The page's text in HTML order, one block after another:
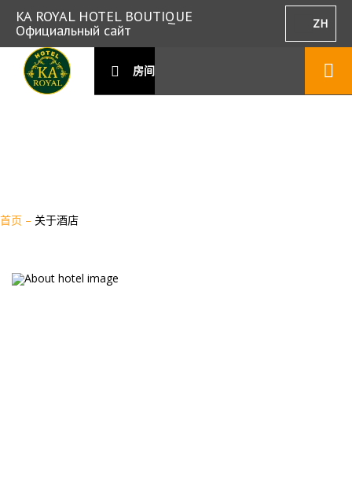
KA ROYAL HOTEL BOUTIQUE
Официальный сайт ZH
房间
首页 – 关于酒店